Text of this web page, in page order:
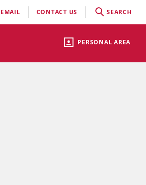
PERSONAL AREA
EMAIL CONTACT US SEARCH